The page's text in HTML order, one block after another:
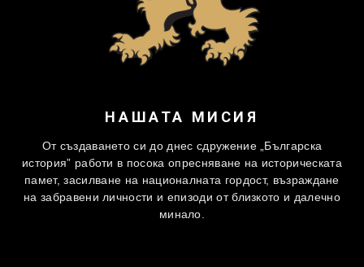
НАШАТА МИСИЯ
От създаването си до днес сдружение „Българска
история” работи в посока опресняване на историческата
памет, засилване на националната гордост, възраждане
на забравени личности и епизоди от близкото и далечно
минало.